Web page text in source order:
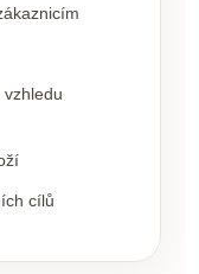
cílů